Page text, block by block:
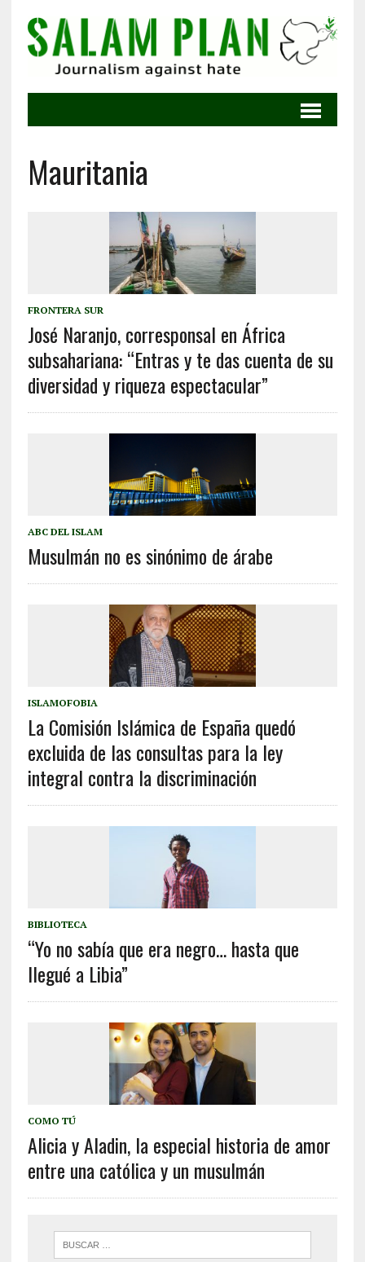
Mauritania
FRONTERA SUR
José Naranjo, corresponsal en África
subsahariana: “Entras y te das cuenta de su
diversidad y riqueza espectacular”
ABC DEL ISLAM
Musulmán no es sinónimo de árabe
ISLAMOFOBIA
La Comisión Islámica de España quedó
excluida de las consultas para la ley
integral contra la discriminación
BIBLIOTECA
“Yo no sabía que era negro… hasta que
llegué a Libia”
COMO TÚ
Alicia y Aladin, la especial historia de amor
entre una católica y un musulmán